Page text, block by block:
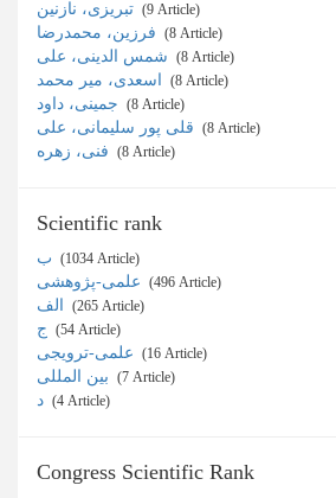
‎ (9 Article)
‎ (8 Article)
‎ (8 Article)
‎ (8 Article)
‎ (8 Article)
‎ (8 Article)
‎ (8 Article)
Scientific rank
‎ (1034 Article)
‎ (496 Article)
‎ (265 Article)
‎ (54 Article)
‎ (16 Article)
‎ (7 Article)
‎ (4 Article)
Congress Scientific Rank